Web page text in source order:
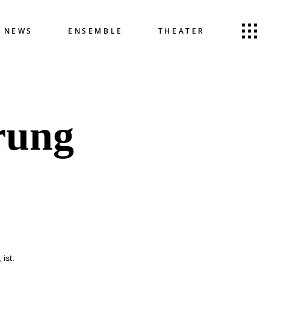
NEWS ENSEMBLE THEATER
ist: